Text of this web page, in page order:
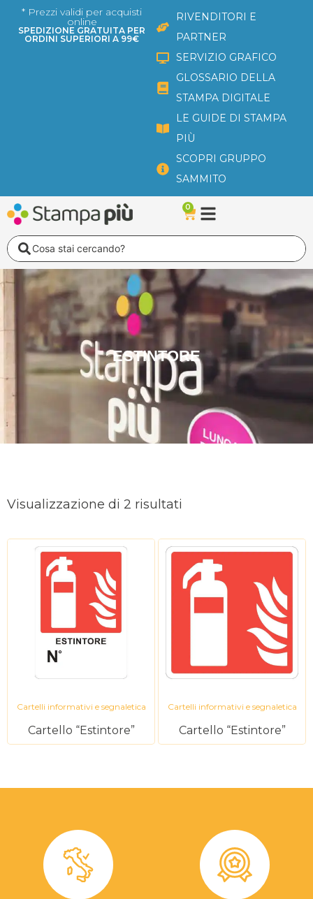
* Prezzi validi per acquisti
online
SPEDIZIONE GRATUITA PER
ORDINI SUPERIORI A 99€
RIVENDITORI E
PARTNER
SERVIZIO GRAFICO
GLOSSARIO DELLA
STAMPA DIGITALE
LE GUIDE DI STAMPA
PIÙ
SCOPRI GRUPPO
SAMMITO
0
Carrello
Search
...
ESTINTORE
Visualizzazione di 2 risultati
più
recente
Cartelli informativi e segnaletica
Cartello “Estintore”
Cartelli informativi e segnaletica
Cartello “Estintore”